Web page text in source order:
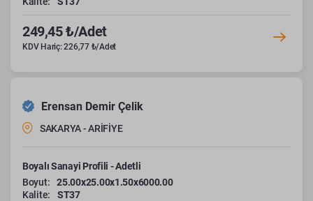
249,45 ₺/Adet
KDV Hariç: 226,77 ₺/Adet
Erensan Demir Çelik
SAKARYA - ARİFİYE
Boyalı Sanayi Profili - Adetli
Boyut:
25.00x25.00x1.50x6000.00
Kalite:
ST37